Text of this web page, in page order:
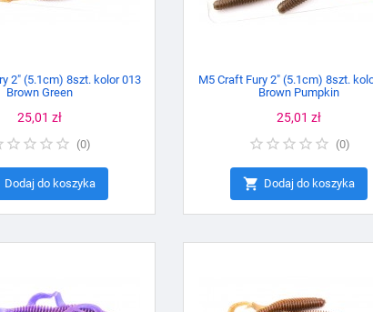
2" (5.1cm) 8szt. kolor 013
Brown Green
Cena
25,01 zł
(0)
Dodaj do koszyka
M5 Craft Fury 2" (5.1cm) 8szt.
Brown Pumpkin
Cena
25,01 zł
(0)
 Dodaj do koszyka